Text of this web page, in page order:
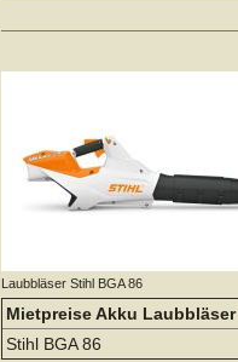
Laubbläser Stihl BGA 86
Mietpreise Akku Laubbläser
Stihl BGA 86